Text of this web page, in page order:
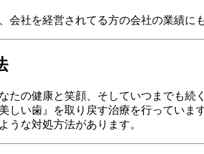
会社を経営されてる方の会社の業績に
たの健康と笑顔、そしていつまでも続
しい歯』を取り戻す治療を行っています
うな対処方法があります。